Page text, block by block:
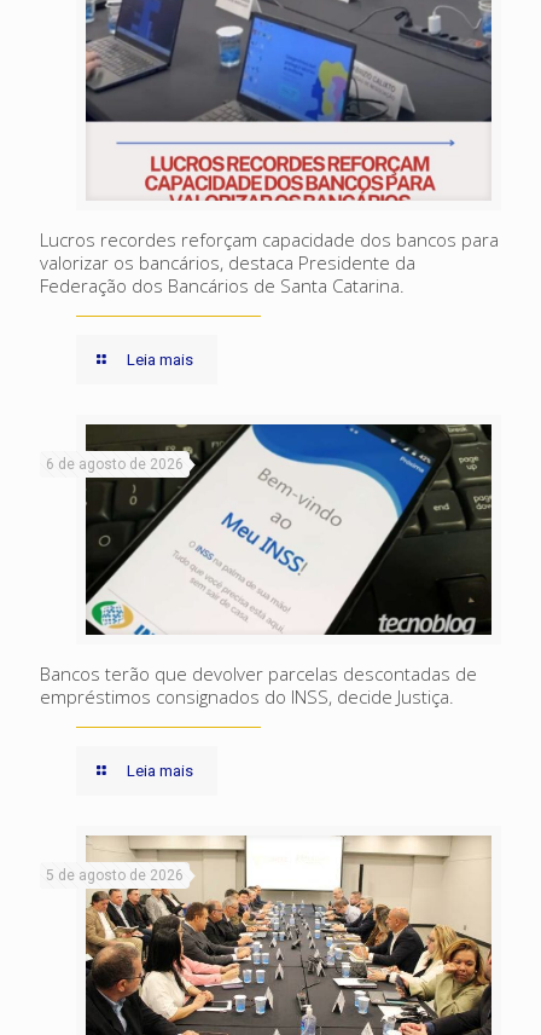
Lucros recordes reforçam capacidade dos bancos para
valorizar os bancários, destaca Presidente da
Federação dos Bancários de Santa Catarina.
Leia mais
6 de agosto de 2026
Bancos terão que devolver parcelas descontadas de
empréstimos consignados do INSS, decide Justiça.
Leia mais
5 de agosto de 2026